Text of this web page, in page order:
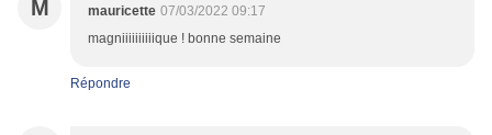
M mauricette 07/03/2022 09:17
magniiiiiiiiiique ! bonne semaine
Répondre